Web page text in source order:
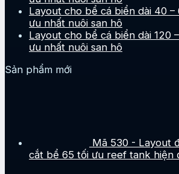
Layout cho bể cá biển dài 40
ưu nhất nuôi san hô
Layout cho bể cá biển dài 120
ưu nhất nuôi san hô
Sản phẩm mới
Mã 530 - Layout
cắt bể 65 tối ưu reef tank hiện